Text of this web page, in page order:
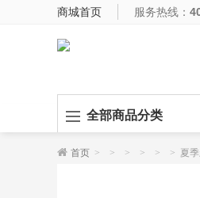
商城首页 服务热线：
全部商品分类
首页 > > > > > > 夏